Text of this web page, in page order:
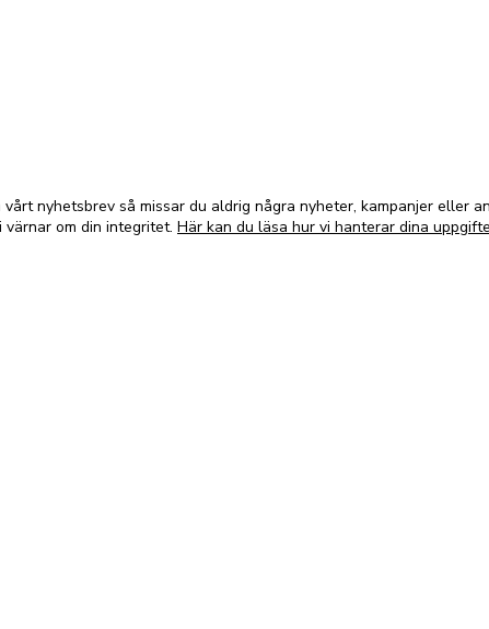
vårt nyhetsbrev så missar du aldrig några nyheter, kampanjer eller
värnar om din integritet. Här kan du läsa hur vi hanterar dina